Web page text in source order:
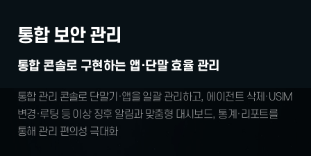
통합 보안 관리
통합 콘솔로 구현하는 앱·단말 효율 관리
통합 관리 콘솔로 단말기·앱을 일괄 관리하고, 에이전트 삭제·USIM
변경·루팅 등 이상 징후 알림과 맞춤형 대시보드, 통계·리포트를
통해 관리 편의성 극대화